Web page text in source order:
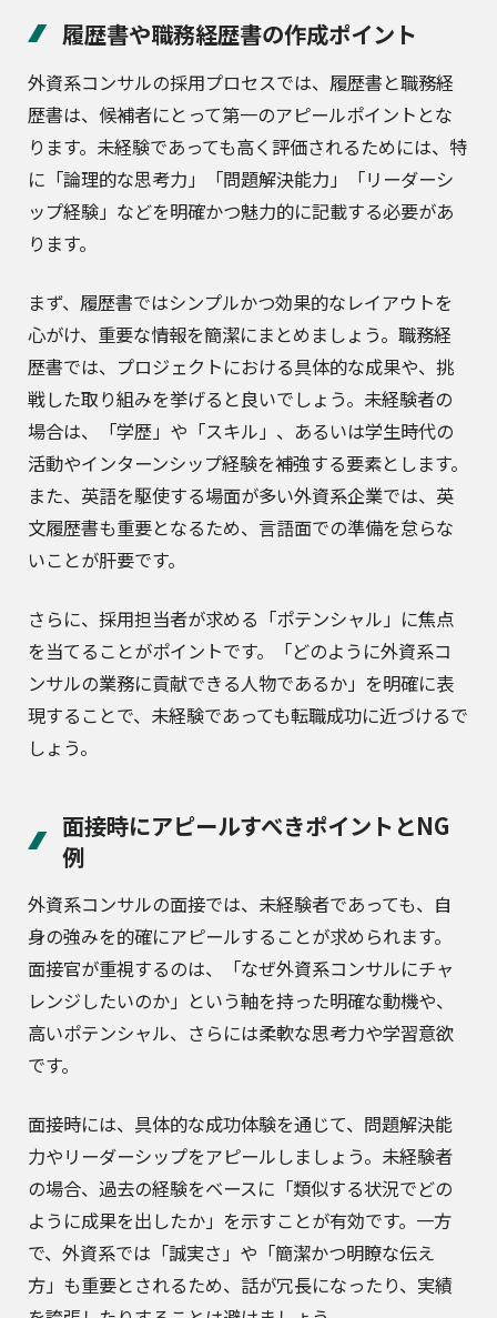
履歴書や職務経歴書の作成ポイント
外資系コンサルの採用プロセスでは、履歴書と職務経
歴書は、候補者にとって第一のアピールポイントとな
ります。未経験であっても高く評価されるためには、特
に「論理的な思考力」「問題解決能力」「リーダーシ
ップ経験」などを明確かつ魅力的に記載する必要があ
ります。
まず、履歴書ではシンプルかつ効果的なレイアウトを
心がけ、重要な情報を簡潔にまとめましょう。職務経
歴書では、プロジェクトにおける具体的な成果や、挑
戦した取り組みを挙げると良いでしょう。未経験者の
場合は、「学歴」や「スキル」、あるいは学生時代の
活動やインターンシップ経験を補強する要素とします。
また、英語を駆使する場面が多い外資系企業では、英
文履歴書も重要となるため、言語面での準備を怠らな
いことが肝要です。
さらに、採用担当者が求める「ポテンシャル」に焦点
を当てることがポイントです。「どのように外資系コ
ンサルの業務に貢献できる人物であるか」を明確に表
現することで、未経験であっても転職成功に近づけるで
しょう。
面接時にアピールすべきポイントとNG
例
外資系コンサルの面接では、未経験者であっても、自
身の強みを的確にアピールすることが求められます。
面接官が重視するのは、「なぜ外資系コンサルにチャ
レンジしたいのか」という軸を持った明確な動機や、
高いポテンシャル、さらには柔軟な思考力や学習意欲
です。
面接時には、具体的な成功体験を通じて、問題解決能
力やリーダーシップをアピールしましょう。未経験者
の場合、過去の経験をベースに「類似する状況でどの
ように成果を出したか」を示すことが有効です。一方
で、外資系では「誠実さ」や「簡潔かつ明瞭な伝え
方」も重要とされるため、話が冗長になったり、実績